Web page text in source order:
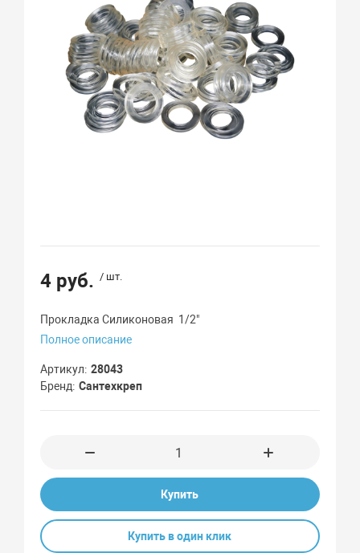
4 руб. / шт.
Прокладка Силиконовая 1/2"
Полное описание
Артикул 28043
Бренд Сантехкреп
Купить
Купить в один клик